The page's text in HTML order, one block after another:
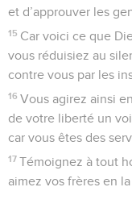
et d’approuver les
15 Car voici ce que
vous réduisiez au
contre vous par les
16 Vous agirez ainsi
de votre liberté un
car vous êtes des
17 Témoignez à tout
aimez vos frères en